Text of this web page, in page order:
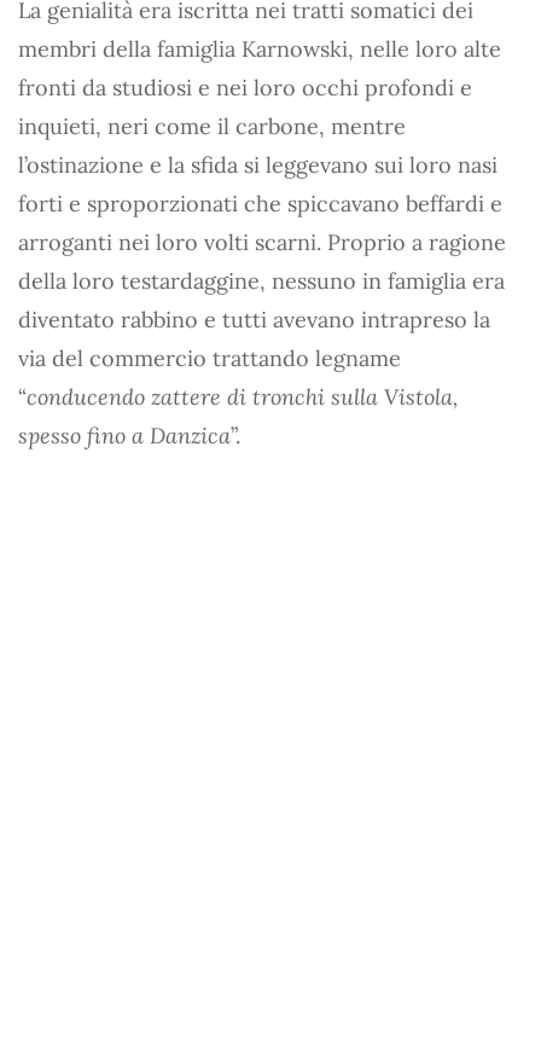
La genialità era iscritta nei tratti somatici dei
membri della famiglia Karnowski, nelle loro alte
fronti da studiosi e nei loro occhi profondi e
inquieti, neri come il carbone, mentre
l’ostinazione e la sfida si leggevano sui loro nasi
forti e sproporzionati che spiccavano beffardi e
arroganti nei loro volti scarni. Proprio a ragione
della loro testardaggine, nessuno in famiglia era
diventato rabbino e tutti avevano intrapreso la
via del commercio trattando legname
“conducendo zattere di tronchi sulla Vistola,
spesso fino a Danzica”.